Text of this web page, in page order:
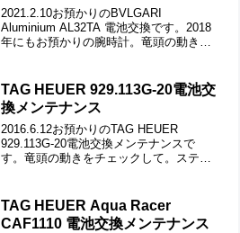
2021.2.10お預かりのBVLGARI
Aluminium AL32TA 電池交換です。2018
年にもお預かりの腕時計。竜頭の動きを
記載。裏蓋の裏側もチェックして...
TAG HEUER 929.113G-20電池交
換メンテナンス
2016.6.12お預かりのTAG HEUER
929.113G-20電池交換メンテナンスで
す。竜頭の動きをチェックして。ステン
トごと洗浄でバックルの汚れも綺麗にな
りまし...
TAG HEUER Aqua Racer
CAF1110 電池交換メンテナンス